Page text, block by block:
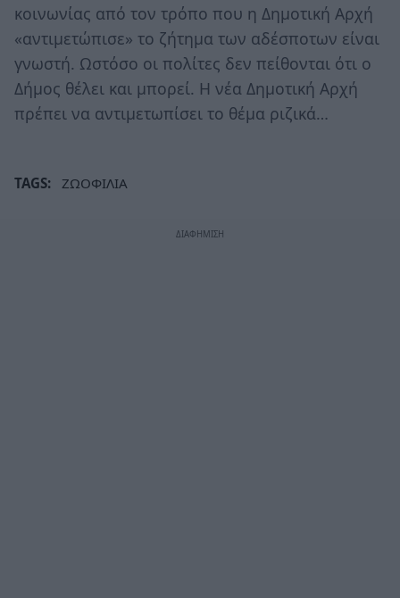
κοινωνίας από τον τρόπο που η Δημοτική Αρχή
«αντιμετώπισε» το ζήτημα των αδέσποτων είναι
γνωστή. Ωστόσο οι πολίτες δεν πείθονται ότι ο
Δήμος θέλει και μπορεί. Η νέα Δημοτική Αρχή
πρέπει να αντιμετωπίσει το θέμα ριζικά…
TAGS: ΖΩΟΦΙΛΙΑ